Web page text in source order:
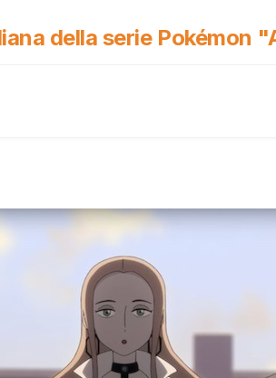
della serie Pokémon